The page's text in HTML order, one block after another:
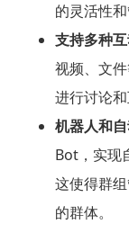
的灵活性和
支持多种
视频、文
进行讨论
机器人和
Bot，实现
这使得群
的群体。